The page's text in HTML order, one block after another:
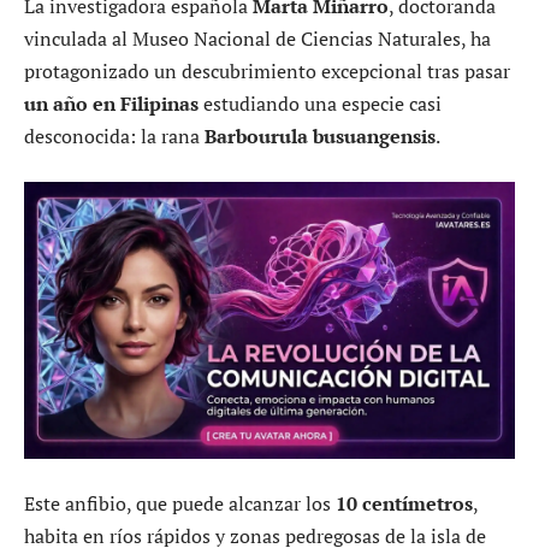
La investigadora españolaMarta Miñarro, doctoranda
vinculada al Museo Nacional de Ciencias Naturales, ha
protagonizado un descubrimiento excepcional tras pasar
un año en Filipinasestudiando una especie casi
desconocida: la ranaBarbourula busuangensis.
Este anfibio, que puede alcanzar los 10 centímetros,
habita en ríos rápidos y zonas pedregosas de la isla de